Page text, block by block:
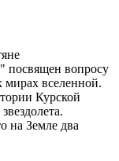
посвящен вопросу
вселенной.
Курской
на Земле два